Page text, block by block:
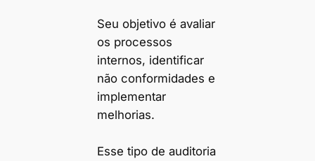
Seu objetivo é avaliar
os processos
internos, identificar
não conformidades e
implementar
melhorias.
Esse tipo de auditoria